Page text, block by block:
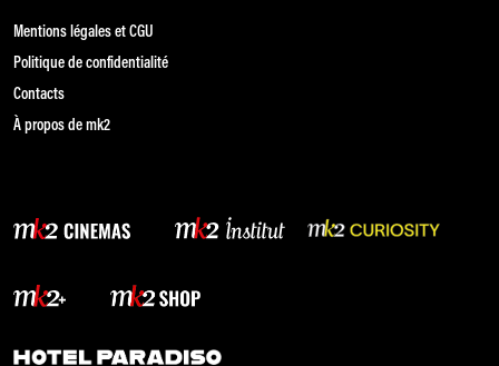
Mentions légales et CGU
Politique de confidentialité
Contacts
À propos de mk2